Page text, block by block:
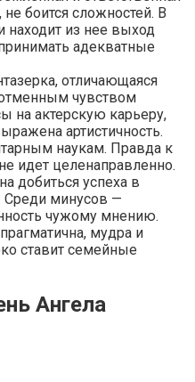
боится сложностей. В
находит из нее выход
адекватные
отличающаяся
чувством
на актерскую карьеру,
артистичность.
наукам. Правда к
идет целенаправленно.
добиться успеха в
Среди минусов —
чужому мнению.
мудра и
ставит семейные
Ангела